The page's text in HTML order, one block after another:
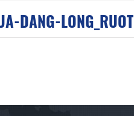
DANG-LONG_RUOT